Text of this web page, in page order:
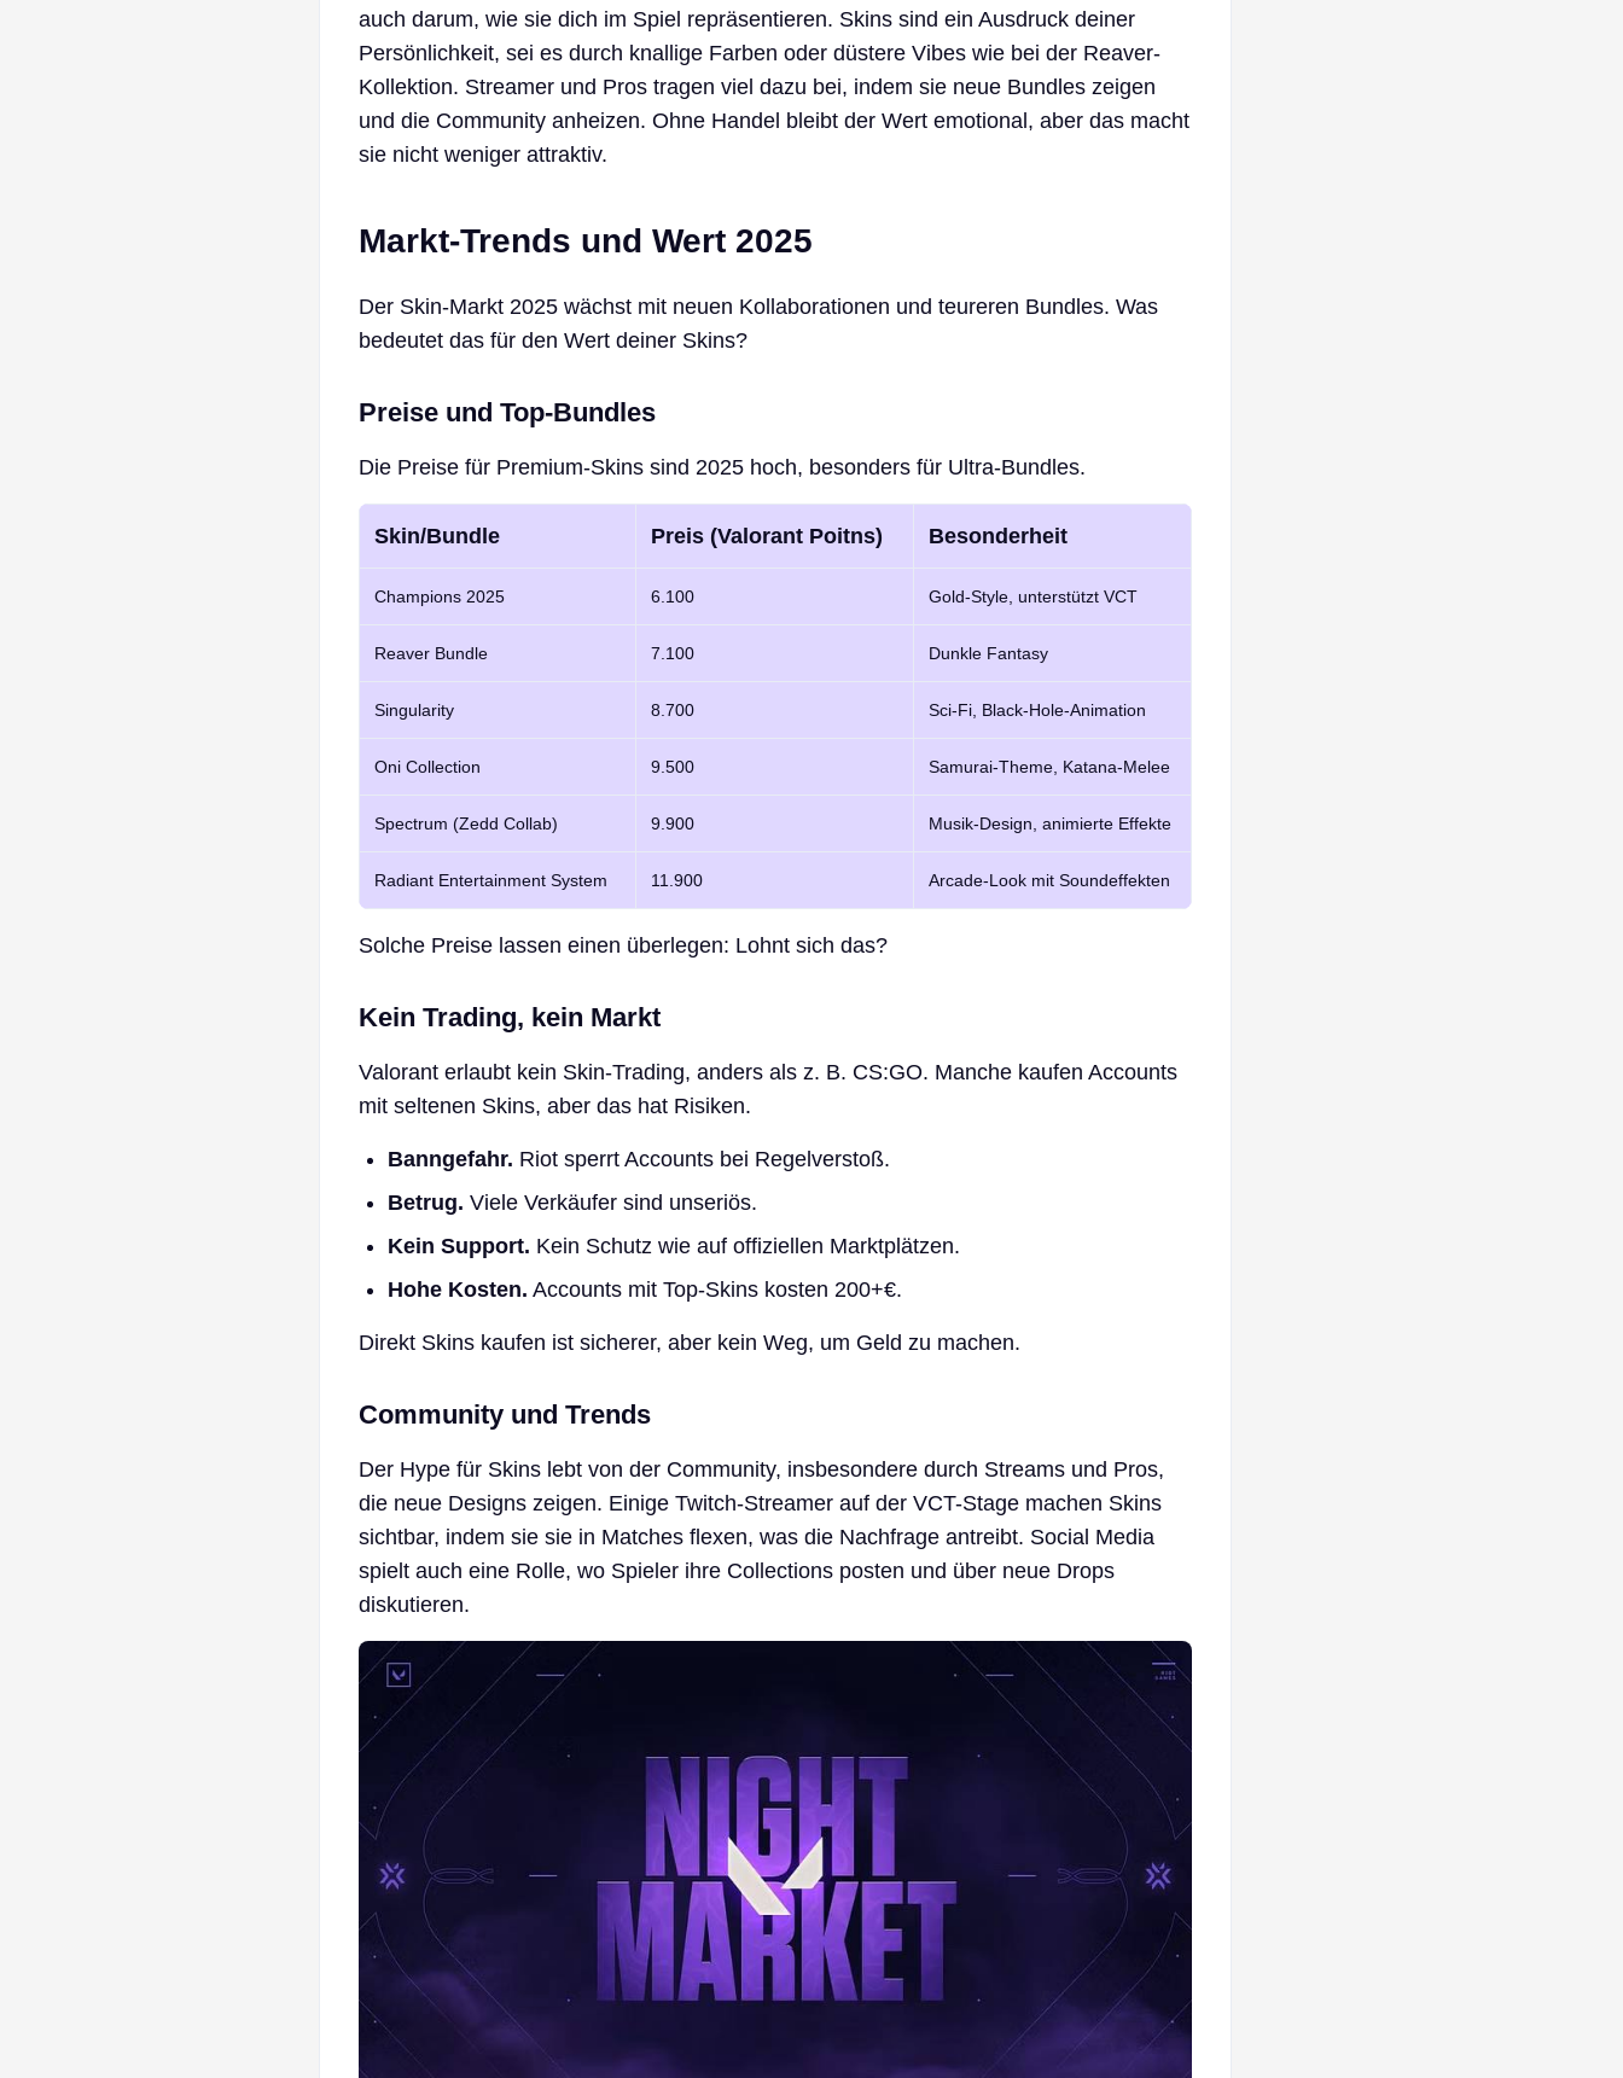
auch darum, wie sie dich im Spiel repräsentieren. Skins sind ein Ausdruck deiner
Persönlichkeit, sei es durch knallige Farben oder düstere Vibes wie bei der Reaver-
Kollektion. Streamer und Pros tragen viel dazu bei, indem sie neue Bundles zeigen
und die Community anheizen. Ohne Handel bleibt der Wert emotional, aber das macht
sie nicht weniger attraktiv.
Markt-Trends und Wert 2025
Der Skin-Markt 2025 wächst mit neuen Kollaborationen und teureren Bundles. Was
bedeutet das für den Wert deiner Skins?
Preise und Top-Bundles
Die Preise für Premium-Skins sind 2025 hoch, besonders für Ultra-Bundles.
Skin/Bundle Preis (Valorant Poitns) Besonderheit
Champions 2025 6.100 Gold-Style, unterstützt VCT
Reaver Bundle 7.100 Dunkle Fantasy
Singularity 8.700 Sci-Fi, Black-Hole-Animation
Oni Collection 9.500 Samurai-Theme, Katana-Melee
Spectrum (Zedd Collab) 9.900 Musik-Design, animierte Effekte
Radiant Entertainment System 11.900 Arcade-Look mit Soundeffekten
Solche Preise lassen einen überlegen: Lohnt sich das?
Kein Trading, kein Markt
Valorant erlaubt kein Skin-Trading, anders als z. B. CS:GO. Manche kaufen Accounts
mit seltenen Skins, aber das hat Risiken.
Banngefahr. Riot sperrt Accounts bei Regelverstoß.
Betrug. Viele Verkäufer sind unseriös.
Kein Support. Kein Schutz wie auf offiziellen Marktplätzen.
Hohe Kosten. Accounts mit Top-Skins kosten 200+€.
Direkt Skins kaufen ist sicherer, aber kein Weg, um Geld zu machen.
Community und Trends
Der Hype für Skins lebt von der Community, insbesondere durch Streams und Pros,
die neue Designs zeigen. Einige Twitch-Streamer auf der VCT-Stage machen Skins
sichtbar, indem sie sie in Matches flexen, was die Nachfrage antreibt. Social Media
spielt auch eine Rolle, wo Spieler ihre Collections posten und über neue Drops
diskutieren.